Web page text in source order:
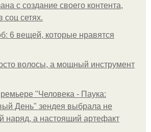
с создание своего контента,
соц сетях.
6 вещей, которые нравятся
волосы, а мощный инструмент
"Человека - Паука:
День" зендея выбрала не
наряд, а настоящий артефакт